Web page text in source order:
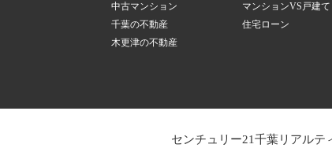
中古マンション
千葉の不動産
木更津の不動産
マンションVS戸建て
住宅ローン
センチュリー21千葉リアルテ